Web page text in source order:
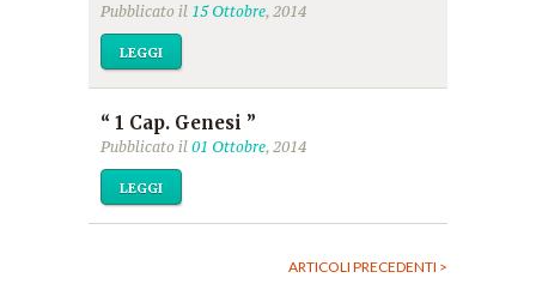
Pubblicato il 15 Ottobre, 2014
LEGGI
“ 1 Cap. Genesi ”
Pubblicato il 01 Ottobre, 2014
LEGGI
ARTICOLI PRECEDENTI >